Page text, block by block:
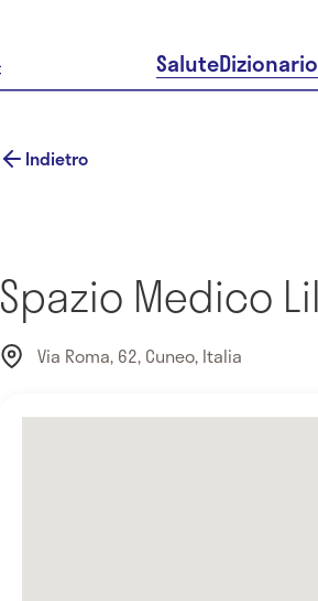
Salute
Indietro
Spazio Medico
Via Roma, 62, Cuneo, Italia